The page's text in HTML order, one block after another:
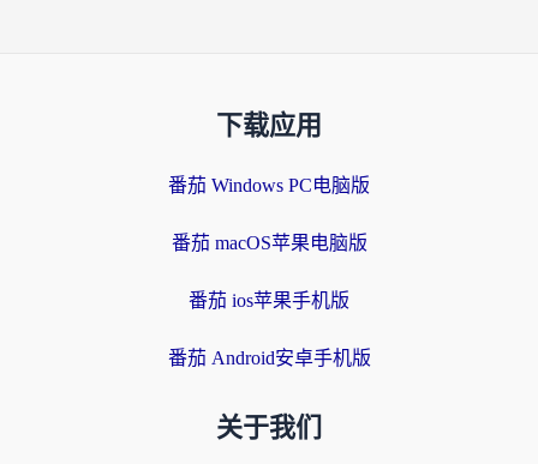
下载应用
番茄 Windows PC电脑版
番茄 macOS苹果电脑版
番茄 ios苹果手机版
番茄 Android安卓手机版
关于我们